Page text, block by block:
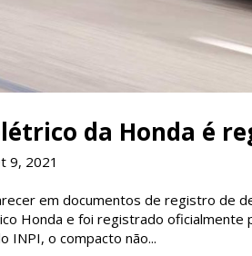
da Honda é
9, 2021
em documentos de registro de
Honda e foi registrado oficialmente
INPI, o compacto não...